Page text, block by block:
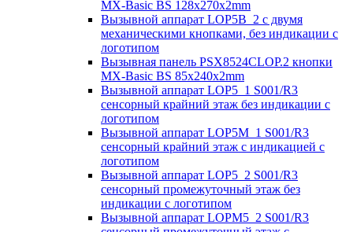
MX-Basic BS 128х270х2mm
Вызывной аппарат LOP5B_2 с двумя
механическими кнопками, без индикации с
логотипом
Вызывная панель PSX8524CLOP.2 кнопки
MX-Basic BS 85х240х2mm
Вызывной аппарат LOP5_1 S001/R3
сенсорный крайний этаж без индикации с
логотипом
Вызывной аппарат LOP5M_1 S001/R3
сенсорный крайний этаж с индикацией с
логотипом
Вызывной аппарат LOP5_2 S001/R3
сенсорный промежуточный этаж без
индикации с логотипом
Вызывной аппарат LOPM5_2 S001/R3